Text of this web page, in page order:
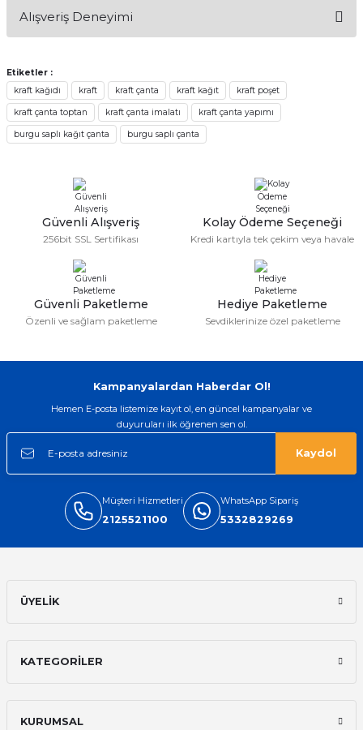
konularda yetersiz gördüğünüz noktaları öneri formunu
kullanarak tarafımıza iletebilirsiniz.
Ürün resmi kalitesiz, bozuk veya görüntülenemiyor.
Ürün açıklamasında eksik bilgiler bulunuyor.
Ürün bilgilerinde hatalar bulunuyor.
Bu ürüne benzer farklı alternatifler olmalı.
Alışveriş Deneyimi
Sitemize ilk yorumu siz yapın!
Deneyimini Paylaş
Etiketler :
kraft kağıdı
kraft kraft çanta kraft kağıt kraft poşet
kraft çanta toptan kraft çanta imalatı kraft çanta yapımı
burgu saplı kağıt çanta burgu saplı çanta
Güvenli Alışveriş
256bit SSL Sertifikası
Kolay Ödeme Seçeneği
Kredi kartıyla tek çekim veya havale
Güvenli Paketleme
Özenli ve sağlam paketleme
Hediye Paketleme
Sevdiklerinize özel paketleme
Kampanyalardan Haberdar Ol!
Hemen E-posta listemize kayıt ol, en güncel kampanyalar ve
duyuruları ilk öğrenen sen ol.
Kaydol
Müşteri Hizmetleri
2125521100
WhatsApp Sipariş
5332829269
ÜYELİK
KATEGORİLER
KURUMSAL